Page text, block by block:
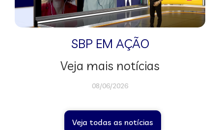
SBP EM AÇÃO
Veja mais notícias
08/06/2026
Veja todas as notícias